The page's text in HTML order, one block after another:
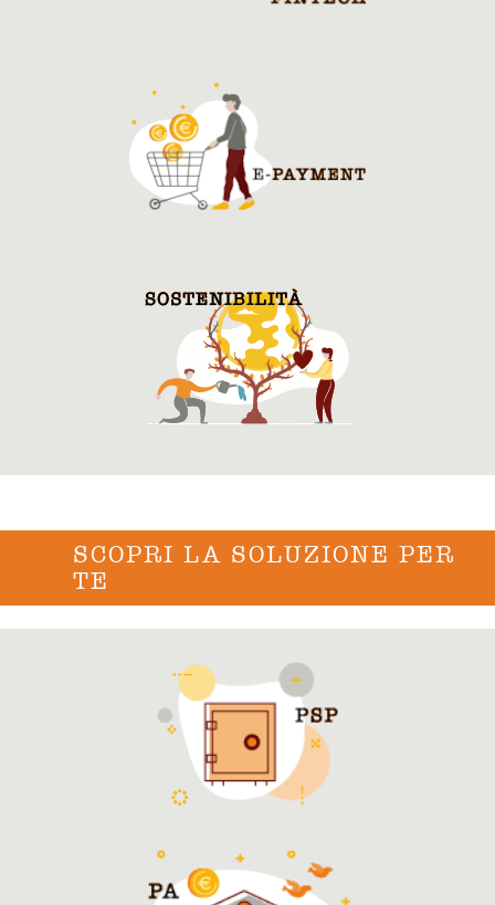
SCOPRI LA SOLUZIONE PER
TE